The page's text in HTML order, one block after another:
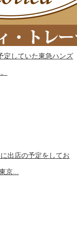
定していた東急ハンズ
出店の予定をしてお
京...